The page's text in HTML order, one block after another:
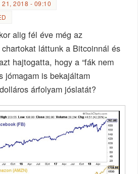
21, 2018 - 09:10
alig fél éve még az
láttunk a Bitcoinnál és
hajtogatta, hogy a “fák nem
jómagam is bekajáltam
árfolyam jóslatát?